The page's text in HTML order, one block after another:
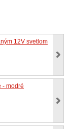
12V svetlom
- modré